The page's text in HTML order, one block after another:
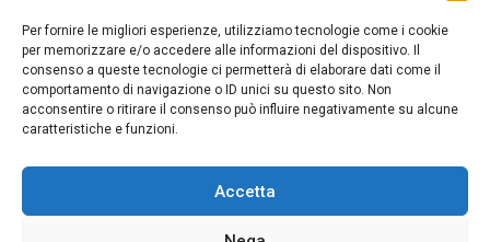
Per fornire le migliori esperienze, utilizziamo tecnologie come i cookie
per memorizzare e/o accedere alle informazioni del dispositivo. Il
consenso a queste tecnologie ci permetterà di elaborare dati come il
comportamento di navigazione o ID unici su questo sito. Non
acconsentire o ritirare il consenso può influire negativamente su alcune
caratteristiche e funzioni.
Accetta
E-mail: rcvc010005@istruzione.it
PEC:rcvc010005@pec.istruzione.it
ORARIO DI APERTURA
Dal lunedì al Venerdì
dalle ore 07,00 alle ore 18,30